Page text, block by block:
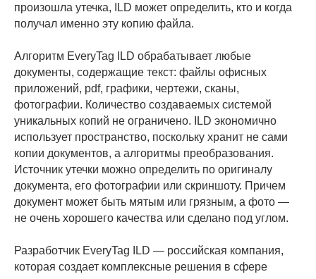
произошла утечка, ILD может определить, кто и когда
получал именно эту копию файла.
Алгоритм EveryTag ILD обрабатывает любые
документы, содержащие текст: файлы офисных
приложений, pdf, графики, чертежи, сканы,
фотографии. Количество создаваемых системой
уникальных копий не ограничено. ILD экономично
использует пространство, поскольку хранит не сами
копии документов, а алгоритмы преобразования.
Источник утечки можно определить по оригиналу
документа, его фотографии или скриншоту. Причем
документ может быть мятым или грязным, а фото —
не очень хорошего качества или сделано под углом.
Разработчик EveryTag ILD — российская компания,
которая создает комплексные решения в сфере